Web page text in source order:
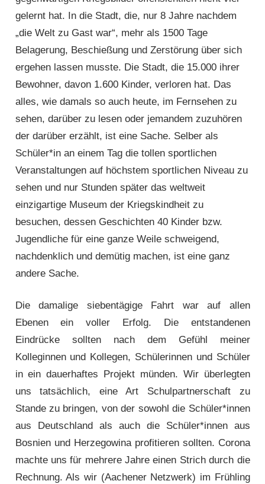
gelernt hat. In die Stadt, die, nur 8 Jahre nachdem
„die Welt zu Gast war“, mehr als 1500 Tage
Belagerung, Beschießung und Zerstörung über sich
ergehen lassen musste. Die Stadt, die 15.000 ihrer
Bewohner, davon 1.600 Kinder, verloren hat. Das
alles, wie damals so auch heute, im Fernsehen zu
sehen, darüber zu lesen oder jemandem zuzuhören
der darüber erzählt, ist eine Sache. Selber als
Schüler*in an einem Tag die tollen sportlichen
Veranstaltungen auf höchstem sportlichen Niveau zu
sehen und nur Stunden später das weltweit
einzigartige Museum der Kriegskindheit zu
besuchen, dessen Geschichten 40 Kinder bzw.
Jugendliche für eine ganze Weile schweigend,
nachdenklich und demütig machen, ist eine ganz
andere Sache.
Die damalige siebentägige Fahrt war auf allen
Ebenen ein voller Erfolg. Die entstandenen
Eindrücke sollten nach dem Gefühl meiner
Kolleginnen und Kollegen, Schülerinnen und Schüler
in ein dauerhaftes Projekt münden. Wir überlegten
uns tatsächlich, eine Art Schulpartnerschaft zu
Stande zu bringen, von der sowohl die Schüler*innen
aus Deutschland als auch die Schüler*innen aus
Bosnien und Herzegowina profitieren sollten. Corona
machte uns für mehrere Jahre einen Strich durch die
Rechnung. Als wir (Aachener Netzwerk) im Frühling